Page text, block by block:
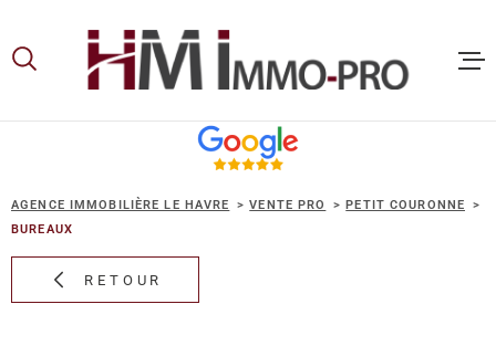
lamenu
contenu
AGENCE IMMOBILIÈRE LE HAVRE VENTE PRO
PETIT COURONNE
BUREAUX
RETOUR